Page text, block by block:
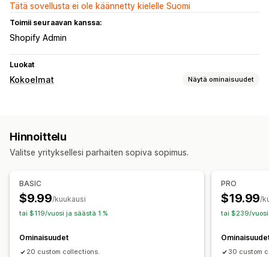
Tätä sovellusta ei ole käännetty kielelle Suomi
Toimii seuraavan kanssa:
Shopify Admin
Luokat
Kokoelmat Näytä ominaisuudet
Hinnoittelu
Valitse yrityksellesi parhaiten sopiva sopimus.
BASIC
$9.99/kuukausi
tai $119/vuosi ja säästä 1 %
Ominaisuudet
20 custom collections.
PRO
$19.99/
tai $239/
30 custom